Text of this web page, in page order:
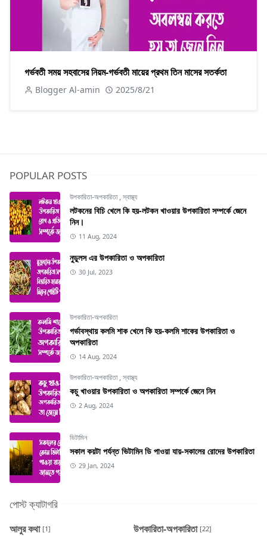
গর্ভবতী সময় সহবাসের নিয়ম-গর্ভবতী মায়ের প্রথম তিন মাসের সতর্কতা
Blogger Al-amin 2025/8/21
POPULAR POSTS
উপকারিতা-অপকারিতা,স্বাস্থ্য
লটকনের বিচি খেলে কি হয়-লটকন খাওয়ার উপকারিতা সম্পর্কে জেনে
নিন।
11 Aug, 2024
নুডুলস এর উপকারিতা ও অপকারিতা
30 Jul, 2023
উপকারিতা-অপকারিতা
গর্ভাবস্থায় কলমি শাক খেলে কি হয়-কলমি শাকের উপকারিতা ও
অপকারিতা
14 Aug, 2024
উপকারিতা-অপকারিতা,স্বাস্থ্য
কচু খাওয়ার উপকারিতা ও অপকারিতা সম্পর্কে জেনে নিন
2 Aug, 2024
ভিটামিন
সকাল কয়টা পর্যন্ত ভিটামিন ডি পাওয়া যায়-সকালের রোদের উপকারিতা
29 Jan, 2024
পোস্ট ক্যাটাগরি
আলুর কথা [1] উপকারিতা-অপকারিতা [22]